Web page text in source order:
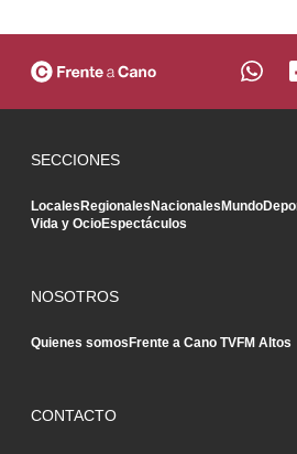
SECCIONES
LocalesRegionalesNacionalesMundo
Vida y OcioEspectáculos
NOSOTROS
Quienes somosFrente a Cano TVFM Altos
CONTACTO